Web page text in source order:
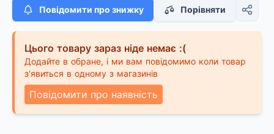
Повідомити про знижку Порівняти
Цього товару зараз ніде немає :(
Додайте в обране, і ми вам повідомимо коли товар
з'явиться в одному з магазинів
Повідомити про наявність